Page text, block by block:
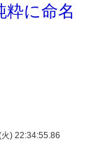
に命名
火) 22:34:55.86